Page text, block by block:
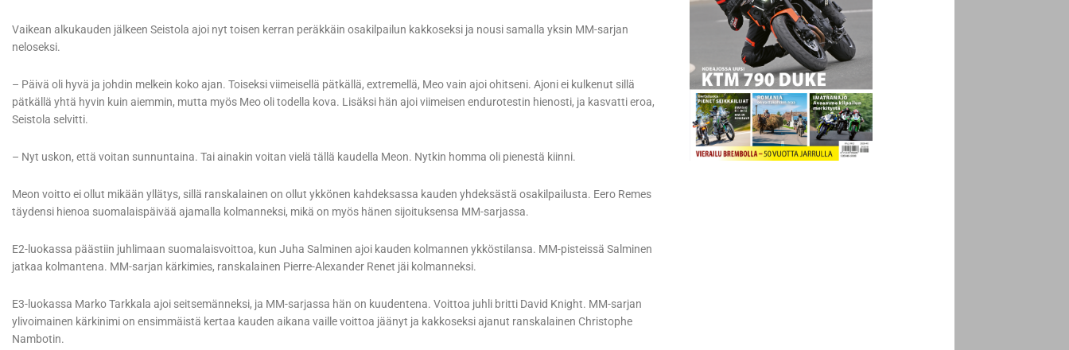
Vaikean alkukauden jälkeen Seistola ajoi nyt toisen kerran peräkkäin osakilpailun kakkoseksi ja nousi samalla yksin MM-sarjan
neloseksi.
– Päivä oli hyvä ja johdin melkein koko ajan. Toiseksi viimeisellä pätkällä, extremellä, Meo vain ajoi ohitseni. Ajoni ei kulkenut sillä
pätkällä yhtä hyvin kuin aiemmin, mutta myös Meo oli todella kova. Lisäksi hän ajoi viimeisen endurotestin hienosti, ja kasvatti eroa,
Seistola selvitti.
– Nyt uskon, että voitan sunnuntaina. Tai ainakin voitan vielä tällä kaudella Meon. Nytkin homma oli pienestä kiinni.
Meon voitto ei ollut mikään yllätys, sillä ranskalainen on ollut ykkönen kahdeksassa kauden yhdeksästä osakilpailusta. Eero Remes
täydensi hienoa suomalaispäivää ajamalla kolmanneksi, mikä on myös hänen sijoituksensa MM-sarjassa.
E2-luokassa päästiin juhlimaan suomalaisvoittoa, kun Juha Salminen ajoi kauden kolmannen ykköstilansa. MM-pisteissä Salminen
jatkaa kolmantena. MM-sarjan kärkimies, ranskalainen Pierre-Alexander Renet jäi kolmanneksi.
E3-luokassa Marko Tarkkala ajoi seitsemänneksi, ja MM-sarjassa hän on kuudentena. Voittoa juhli britti David Knight. MM-sarjan
ylivoimainen kärkinimi on ensimmäistä kertaa kauden aikana vaille voittoa jäänyt ja kakkoseksi ajanut ranskalainen Christophe
Nambotin.